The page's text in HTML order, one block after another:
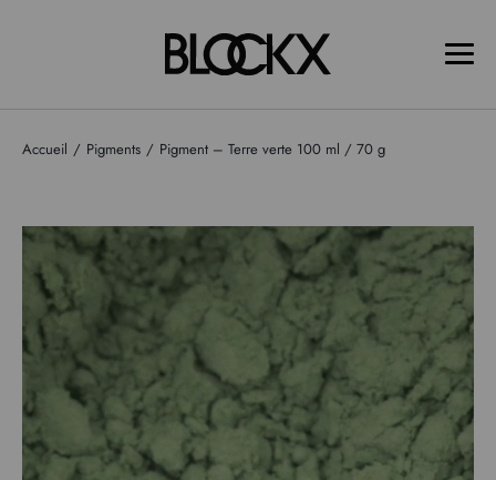
Accueil Pigments Pigment – Terre verte 100 ml / 70 g